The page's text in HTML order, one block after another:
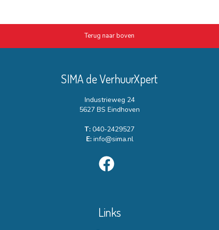
Terug naar boven
SIMA de VerhuurXpert
Industrieweg 24
5627 BS Eindhoven
T: 040-2429527
E: info@sima.nl
Links